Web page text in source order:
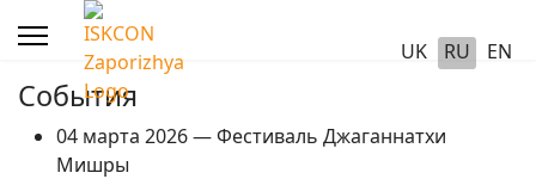
UK RU EN
События
04 марта 2026 — Фестиваль Джаганнатхи
Мишры